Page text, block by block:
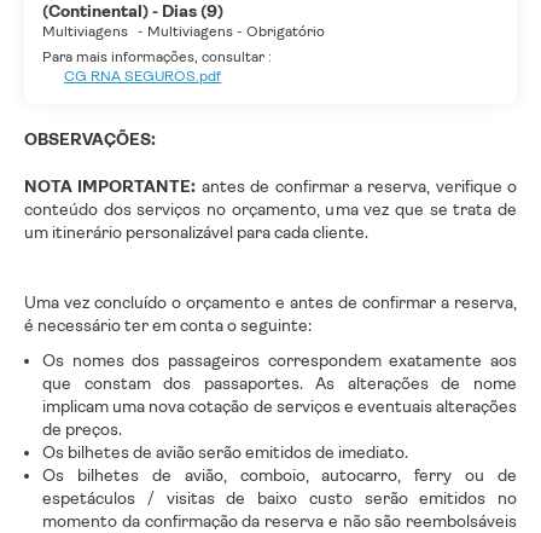
(Continental) - Dias (9)
Multiviagens - Multiviagens - Obrigatório
Para mais informações, consultar :
CG RNA SEGUROS.pdf
OBSERVAÇÕES:
NOTA IMPORTANTE: antes de confirmar a reserva, verifique o
conteúdo dos serviços no orçamento, uma vez que se trata de
um itinerário personalizável para cada cliente.
Uma vez concluído o orçamento e antes de confirmar a reserva,
é necessário ter em conta o seguinte:
Os nomes dos passageiros correspondem exatamente aos
que constam dos passaportes. As alterações de nome
implicam uma nova cotação de serviços e eventuais alterações
de preços.
Os bilhetes de avião serão emitidos de imediato.
Os bilhetes de avião, comboio, autocarro, ferry ou de
espetáculos / visitas de baixo custo serão emitidos no
momento da confirmação da reserva e não são reembolsáveis